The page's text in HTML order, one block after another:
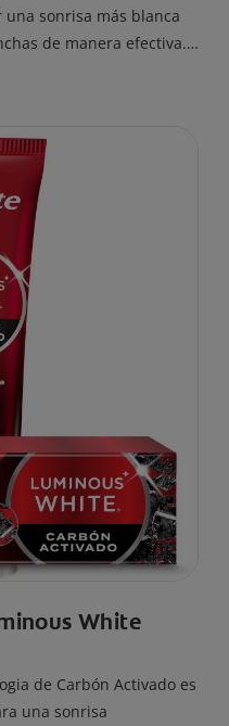
sonrisa más blanca
de manera efectiva.
White
de Carbón Activado es
una sonrisa